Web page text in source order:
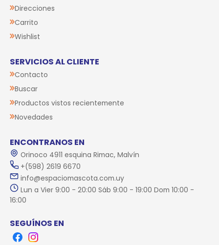
Direcciones
Carrito
Wishlist
SERVICIOS AL CLIENTE
Contacto
Buscar
Productos vistos recientemente
Novedades
ENCONTRANOS EN
Orinoco 4911 esquina Rimac, Malvín
+(598) 2619 6670
info@espaciomascota.com.uy
Lun a Vier 9:00 - 20:00 Sáb 9:00 - 19:00 Dom 10:00 -
16:00
SEGUÍNOS EN
FacebookInstagram